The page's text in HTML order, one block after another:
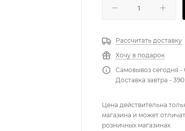
Рассчитать доставку
Хочу в подарок
Самовывоз сегодня -
Доставка завтра -
Цена действительна
магазина и может
розничных магазинах